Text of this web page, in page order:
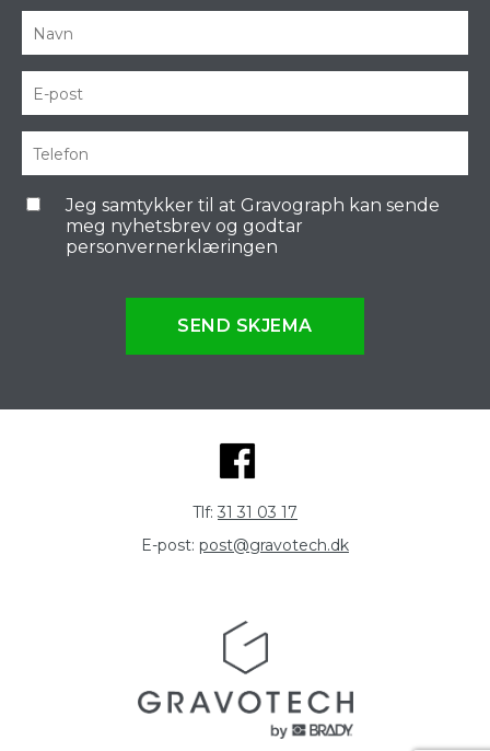
Jeg samtykker til at Gravograph kan sende
meg nyhetsbrev og godtar
personvernerklæringen
SEND SKJEMA
Tlf: 31 31 03 17
E-post: post@gravotech.dk